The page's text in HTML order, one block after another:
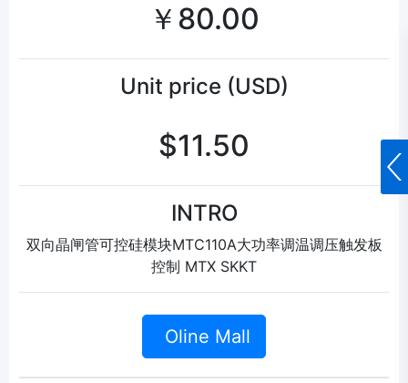
￥80.00
Unit price (USD)
$11.50
INTRO
双向晶闸管可控硅模块MTC110A大功率调温调压触发板
控制 MTX SKKT
Oline Mall